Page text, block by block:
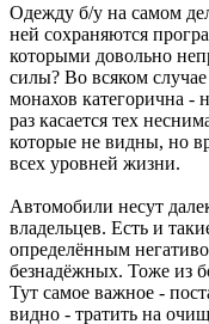
Одежду б/у на самом
ней сохраняются
которыми довольно
силы? Во всяком
монахов категорична -
раз касается тех
которые не видны, но
всех уровней жизни.
Автомобили несут
владельцев. Есть и
определённым
безнадёжных. Тоже из
Тут самое важное -
видно - тратить на